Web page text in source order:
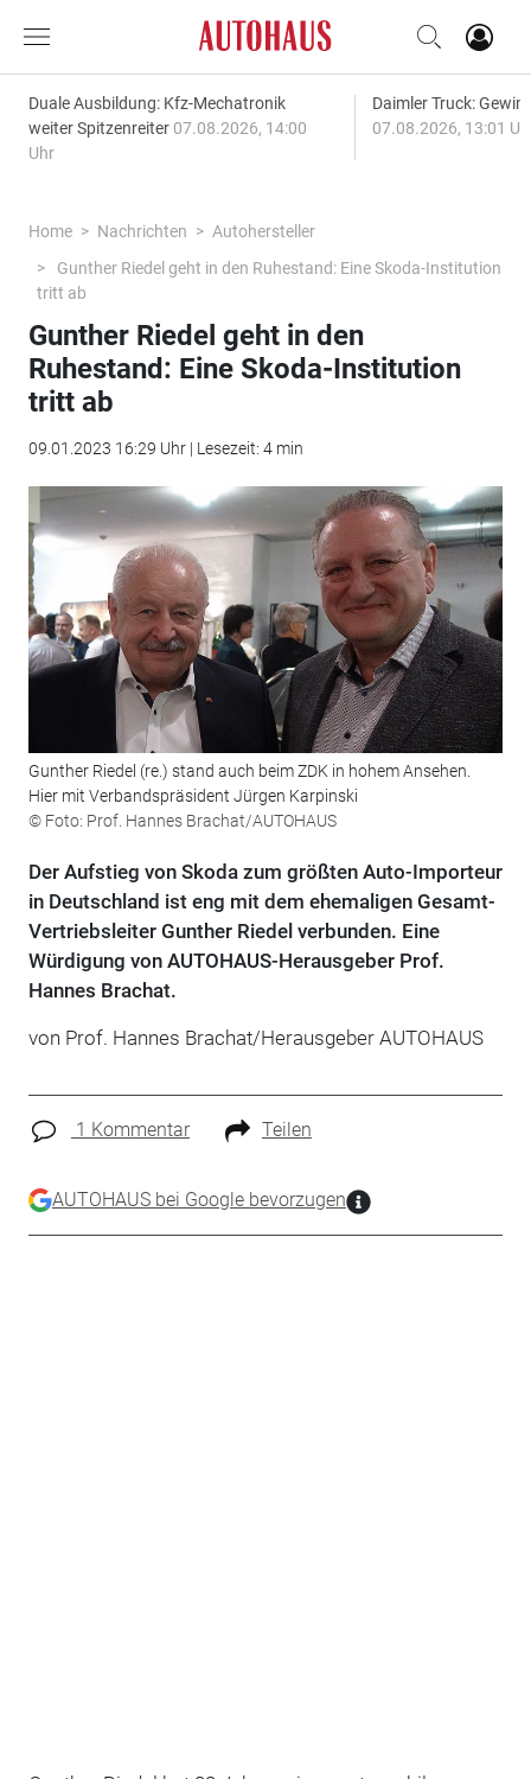
Duale Ausbildung: Kfz-Mechatronik
weiter Spitzenreiter 07.08.2026, 14:00
Uhr
Daimler Truck:
07.08.2026, 13:01
Home Nachrichten
Autohersteller
Gunther Riedel geht in den Ruhestand: Eine Skoda-Institution
tritt ab
Gunther Riedel geht in den
Ruhestand: Eine Skoda-Institution
tritt ab
09.01.2023 16:29 Uhr | Lesezeit: 4 min
Gunther Riedel (re.) stand auch beim ZDK in hohem Ansehen.
Hier mit Verbandspräsident Jürgen Karpinski
© Foto: Prof. Hannes Brachat/AUTOHAUS
Der Aufstieg von Skoda zum größten Auto-Importeur
in Deutschland ist eng mit dem ehemaligen Gesamt-
Vertriebsleiter Gunther Riedel verbunden. Eine
Würdigung von AUTOHAUS-Herausgeber Prof.
Hannes Brachat.
von Prof. Hannes Brachat/Herausgeber AUTOHAUS
1 Kommentar Teilen
AUTOHAUS bei Google bevorzugen